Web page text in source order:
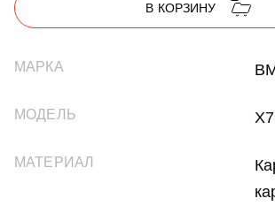
В КОРЗИНУ
МАРКА
МОДЕЛЬ
МАТЕРИАЛ